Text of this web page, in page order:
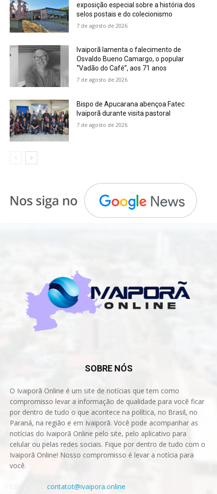
exposição especial sobre a história dos
selos postais e do colecionismo
7 de agosto de 2026
Ivaiporã lamenta o falecimento de
Osvaldo Bueno Camargo, o popular
“Vadão do Café”, aos 71 anos
7 de agosto de 2026
Bispo de Apucarana abençoa Fatec
Ivaiporã durante visita pastoral
7 de agosto de 2026
SOBRE NÓS
O Ivaiporã Online é um site de notícias que tem como
compromisso levar a informação de qualidade para você ficar
por dentro de tudo o que acontece na política, no Brasil, no
Paraná, na região e em Ivaiporã. Você pode acompanhar as
notícias do Ivaiporã Online pelo site, pelo aplicativo para
celular ou pelas redes sociais. Fique por dentro de tudo com o
Ivaiporã Online! Nosso compromisso é levar a notícia para
você.
contatot@ivaipora.online